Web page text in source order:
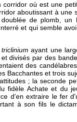
corridor où est une
aboutissant à une
de plomb, un
et qui semble
triclinium ayant une
divisés par des
des
Bacchantes et trois
; la seconde
fidèle Achate et du
d'en extraire le fer
à son fils le